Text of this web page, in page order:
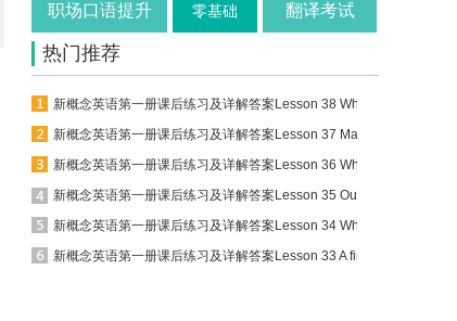
职场口语提升 零基础 翻译考试
热门推荐